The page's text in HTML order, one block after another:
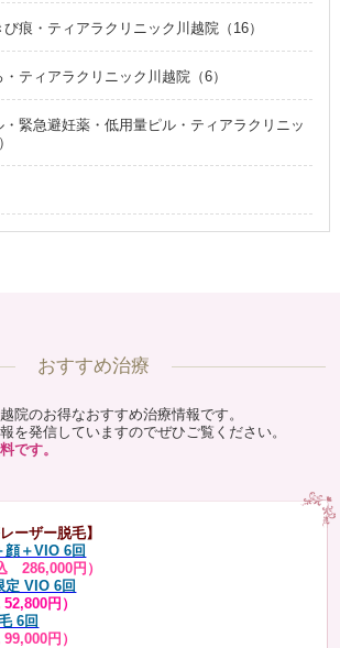
痕・ティアラクリニック川越院（16）
ティアラクリニック川越院（6）
・緊急避妊薬・低用量ピル・ティアラクリニッ
おすすめ治療
院のお得なおすすめ治療情報です。
を発信していますのでぜひご覧ください。
です。
ーザー脱毛】
顔＋VIO 6回
286,000円）
定 VIO 6回
円）
6回
円）